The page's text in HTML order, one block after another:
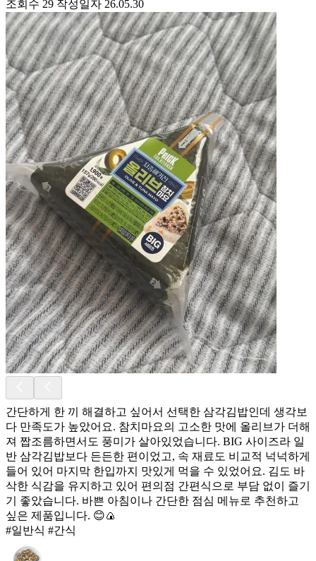
조회수 29 작성일자 26.05.30
간단하게 한 끼 해결하고 싶어서 선택한 삼각김밥인데 생각보
다 만족도가 높았어요. 참치마요의 고소한 맛에 올리브가 더해
져 짭조름하면서도 풍미가 살아있었습니다. BIG 사이즈라 일
반 삼각김밥보다 든든한 편이었고, 속 재료도 비교적 넉넉하게
들어 있어 마지막 한입까지 맛있게 먹을 수 있었어요. 김도 바
삭한 식감을 유지하고 있어 편의점 간편식으로 부담 없이 즐기
기 좋았습니다. 바쁜 아침이나 간단한 점심 메뉴로 추천하고
싶은 제품입니다. 😊🍙
#일반식 #간식